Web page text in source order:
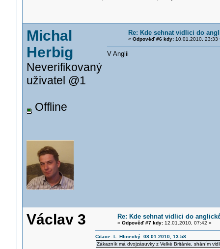
Michal
Herbig
Neverifikovaný
uživatel @1
Offline
Re: Kde sehnat vidlici do
« Odpověď #6 kdy:10.01.2010, 23:33
V Anglii
Václav 3 Re: Kde sehnat vidlici do
« Odpověď #7 kdy:12.01.2010, 07:42 »
Citace: L. Hlinecký 08.01.2010, 13:58
Zákazník má dvojzásuvky z Velké Británie, sháním